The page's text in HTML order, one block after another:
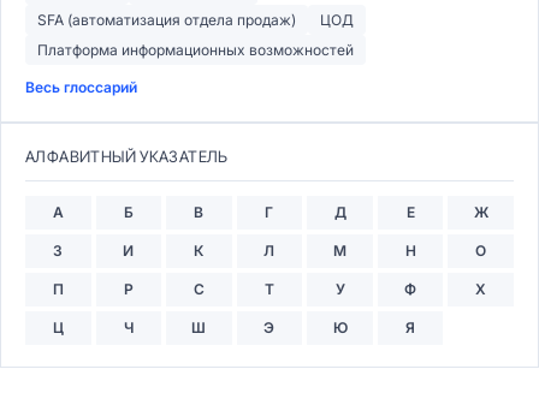
SFA (автоматизация отдела продаж)
ЦОД
Платформа информационных возможностей
Весь глоссарий
АЛФАВИТНЫЙ УКАЗАТЕЛЬ
А Б В Г Д Е Ж
З И К Л М Н О
П Р С Т У Ф Х
Ц Ч Ш Э Ю Я